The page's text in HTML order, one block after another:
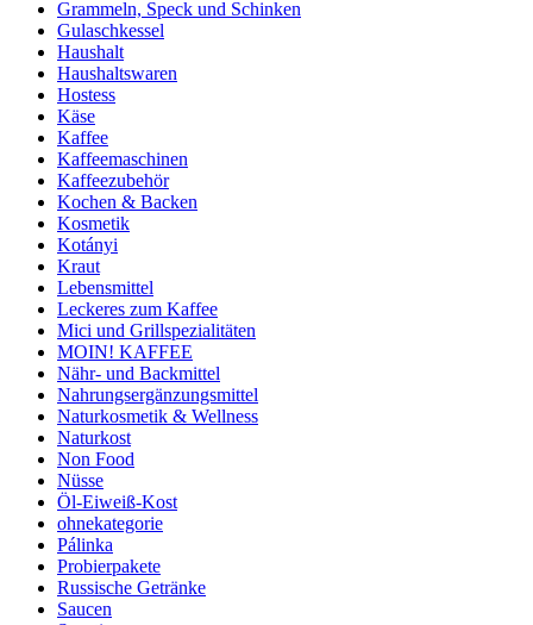
Grammeln, Speck und Schinken
Gulaschkessel
Haushalt
Haushaltswaren
Hostess
Käse
Kaffee
Kaffeemaschinen
Kaffeezubehör
Kochen & Backen
Kosmetik
Kotányi
Kraut
Lebensmittel
Leckeres zum Kaffee
Mici und Grillspezialitäten
MOIN! KAFFEE
Nähr- und Backmittel
Nahrungsergänzungsmittel
Naturkosmetik & Wellness
Naturkost
Non Food
Nüsse
Öl-Eiweiß-Kost
ohnekategorie
Pálinka
Probierpakete
Russische Getränke
Saucen